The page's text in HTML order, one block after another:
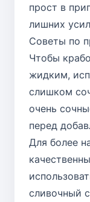
прост в
лишних
Советы по
Чтобы
жидким,
слишком
очень
перед
Для более
сливочный